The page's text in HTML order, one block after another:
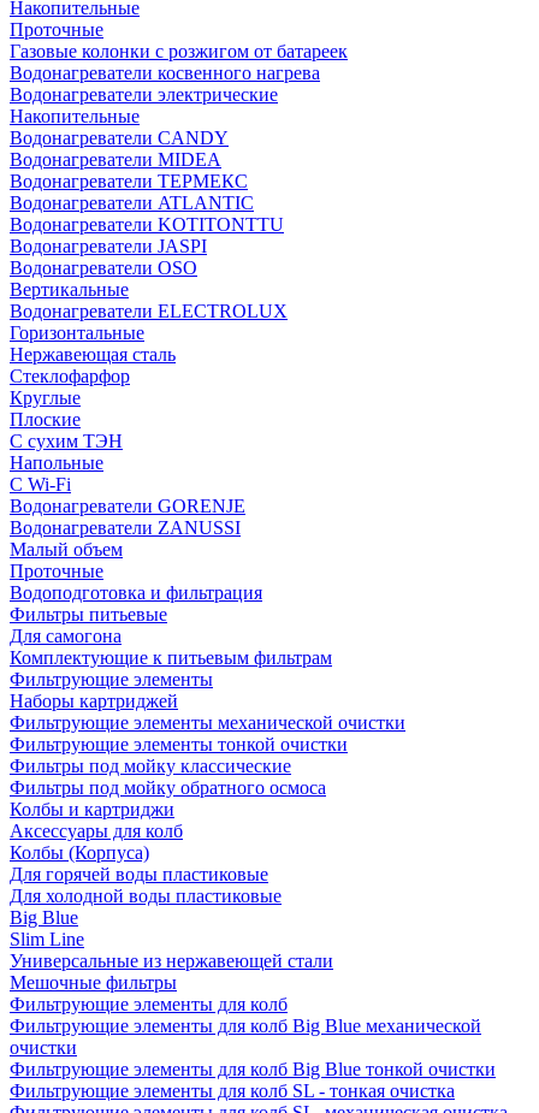
Накопительные
Проточные
Газовые колонки с розжигом от батареек
Водонагреватели косвенного нагрева
Водонагреватели электрические
Накопительные
Водонагреватели CANDY
Водонагреватели MIDEA
Водонагреватели ТЕРМЕКС
Водонагреватели ATLANTIC
Водонагреватели KOTITONTTU
Водонагреватели JASPI
Водонагреватели OSO
Вертикальные
Водонагреватели ELECTROLUX
Горизонтальные
Нержавеющая сталь
Стеклофарфор
Круглые
Плоские
С сухим ТЭН
Напольные
С Wi-Fi
Водонагреватели GORENJE
Водонагреватели ZANUSSI
Малый объем
Проточные
Водоподготовка и фильтрация
Фильтры питьевые
Для самогона
Комплектующие к питьевым фильтрам
Фильтрующие элементы
Наборы картриджей
Фильтрующие элементы механической очистки
Фильтрующие элементы тонкой очистки
Фильтры под мойку классические
Фильтры под мойку обратного осмоса
Колбы и картриджи
Аксессуары для колб
Колбы (Корпуса)
Для горячей воды пластиковые
Для холодной воды пластиковые
Big Blue
Slim Line
Универсальные из нержавеющей стали
Мешочные фильтры
Фильтрующие элементы для колб
Фильтрующие элементы для колб Big Blue механической
очистки
Фильтрующие элементы для колб Big Blue тонкой очистки
Фильтрующие элементы для колб SL - тонкая очистка